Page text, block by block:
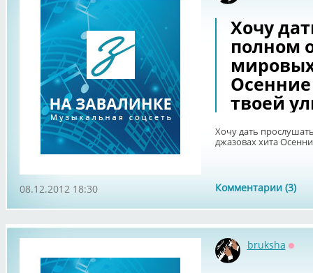
Хочу
полном
твоей
Хочу дать
джазовах хита
Комментарии (3)
08.12.2012 18:30
bruksha